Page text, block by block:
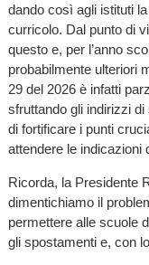
dando così agli istituti
curricolo. Dal punto di
questo e, per l’anno
probabilmente ulteriori
29 del 2026 è infatti
sfruttando gli indirizzi
di fortificare i punti
attendere le indicazioni
Ricorda, la Presidente
dimentichiamo il
permettere alle scuole
gli spostamenti e, con